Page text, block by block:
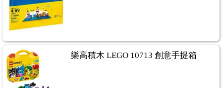
樂高積木 LEGO 10713 創意手提箱